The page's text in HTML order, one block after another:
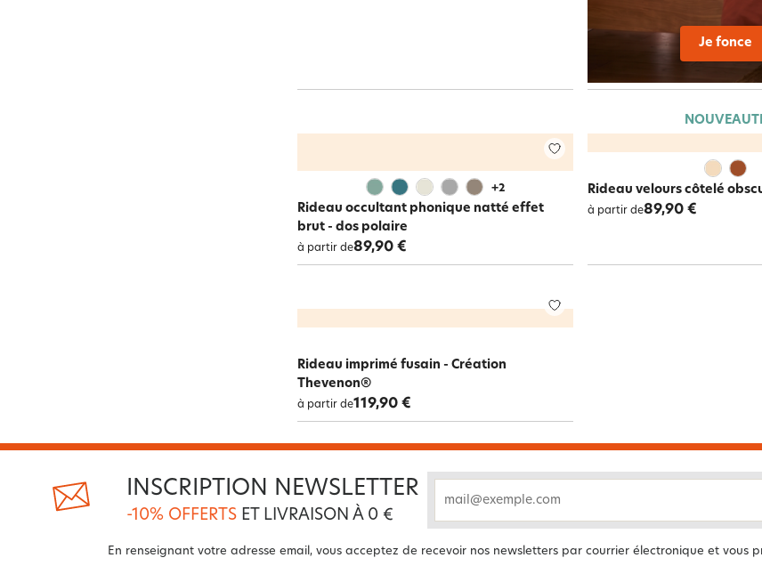
+2
Rideau occultant phonique natté effet
brut - dos polaire
à partir de89,90 €
Rideau velours côtelé
à partir de89,90 €
Rideau imprimé fusain - Création
Thevenon®
à partir de119,90 €
Je fonce
INSCRIPTION NEWSLETTER
-10% OFFERTS ET LIVRAISON À 0 €
En renseignant votre adresse email, vous acceptez de recevoir nos newsletters par courrier électronique et vous